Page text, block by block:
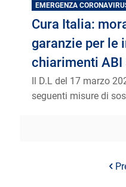
EMERGENZA
Cura Italia:
garanzie per le
chiarimenti ABI
Il D.L del 17 marzo
seguenti misure di